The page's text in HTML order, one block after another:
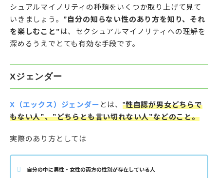
シュアルマイノリティの種類をいくつか取り上げて見て
いきましょう。 ”自分の知らない性のあり方を知り、それ
を楽しむこと” は、セクシュアルマイノリティへの理解を
深めるうえでとても有効な手段です。
Xジェンダー
X（エックス）ジェンダー とは、”性自認が男女どちらで
もない人”、”どちらとも言い切れない人”などのこと。
実際のあり方としては
自分の中に男性・女性の両方の性別が存在している人